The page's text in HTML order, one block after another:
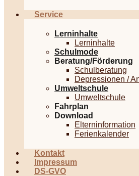
Service
Lerninhalte
Lerninhalte
Schulmode
Beratung/Förderung
Schulberatung
Depressionen /
Umweltschule
Umweltschule
Fahrplan
Download
Elterninformation
Ferienkalender
Kontakt
Impressum
DS-GVO